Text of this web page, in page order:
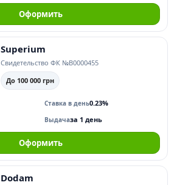
Оформить
Superium
Свидетельство ФК №В0000455
До 100 000 грн
Ставка в день0.23%
Выдачаза 1 день
Оформить
Dodam